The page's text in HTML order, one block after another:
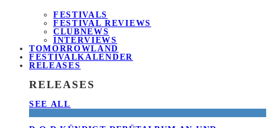
FESTIVALS
FESTIVAL REVIEWS
CLUBNEWS
INTERVIEWS
TOMORROWLAND
FESTIVALKALENDER
RELEASES
RELEASES
SEE ALL